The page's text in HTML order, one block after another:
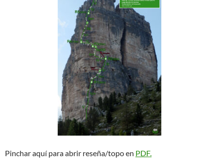
Pinchar aquí para abrir reseña/topo en PDF.